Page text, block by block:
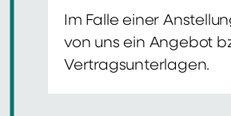
Im Falle einer
von uns ein Angebot
Vertragsunterlagen.